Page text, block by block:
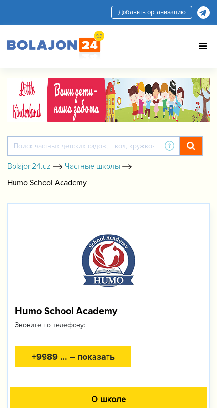
Добавить организацию
Bolajon24.uz
Частные школы
Humo School Academy
Humo School Academy
Звоните по телефону:
+9989 ... – показать
О школе